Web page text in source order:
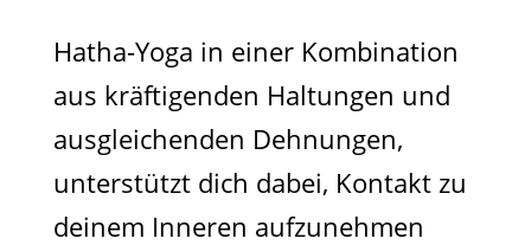
Hatha-Yoga in einer Kombination
aus kräftigenden Haltungen und
ausgleichenden Dehnungen,
unterstützt dich dabei, Kontakt zu
deinem Inneren aufzunehmen